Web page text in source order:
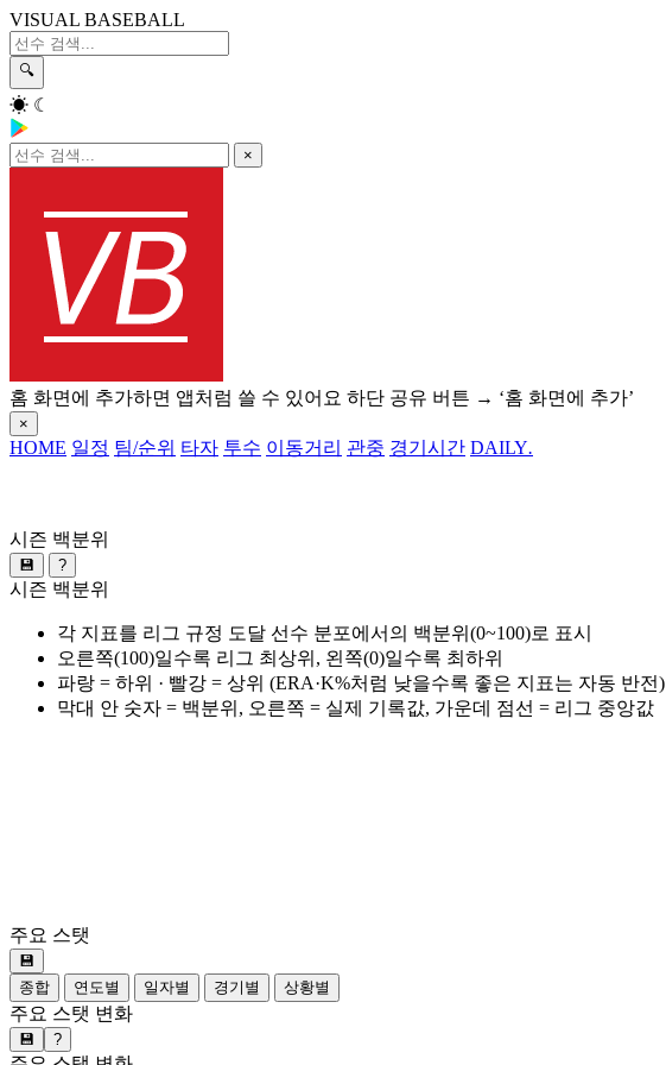
VISUAL BASEBALL
🔍
☀ ☾
×
홈 화면에 추가하면 앱처럼 쓸 수 있어요 하단 공유 버튼 → ‘홈 화면에 추가’
×
HOME 일정 팀/순위 타자 투수 이동거리 관중 경기시간 DAILY.
시즌 백분위
💾 ?
시즌 백분위
각 지표를 리그 규정 도달 선수 분포에서의 백분위(0~100)로 표시
오른쪽(100)일수록 리그 최상위, 왼쪽(0)일수록 최하위
파랑 = 하위 · 빨강 = 상위 (ERA·K%처럼 낮을수록 좋은 지표는 자동 반전)
막대 안 숫자 = 백분위, 오른쪽 = 실제 기록값, 가운데 점선 = 리그 중앙값
주요 스탯
💾
종합
연도별 일자별 경기별 상황별
주요 스탯 변화
💾 ?